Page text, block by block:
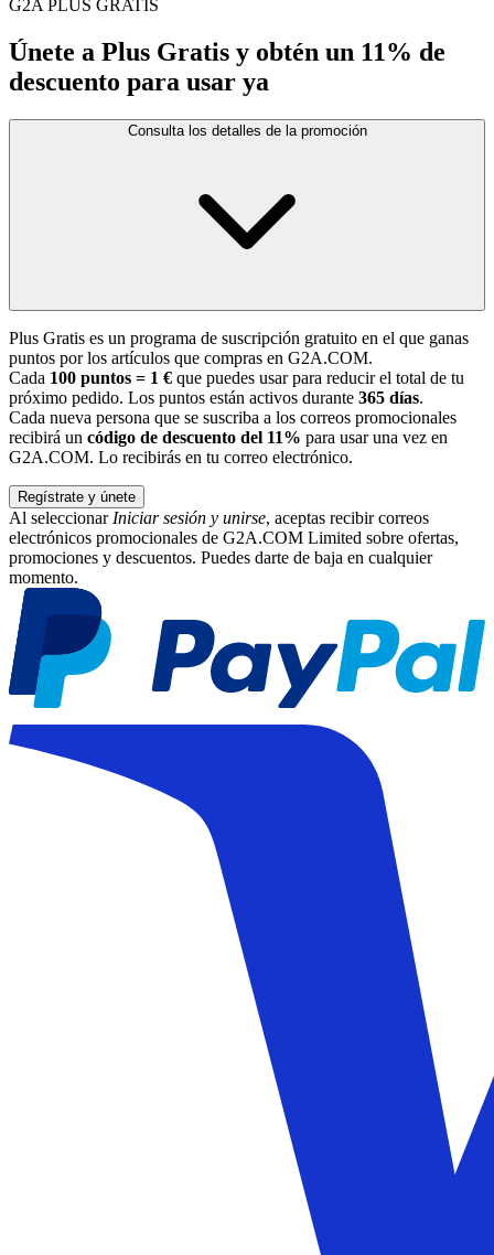
G2A PLUS GRATIS
Únete a Plus Gratis y obtén un 11% de
descuento para usar ya
Consulta los detalles de la promoción
Plus Gratis es un programa de suscripción gratuito en el que ganas
puntos por los artículos que compras en G2A.COM.
Cada 100 puntos = 1 € que puedes usar para reducir el total de tu
próximo pedido. Los puntos están activos durante 365 días.
Cada nueva persona que se suscriba a los correos promocionales
recibirá un código de descuento del 11% para usar una vez en
G2A.COM. Lo recibirás en tu correo electrónico.
Regístrate y únete
Al seleccionar Iniciar sesión y unirse, aceptas recibir correos
electrónicos promocionales de G2A.COM Limited sobre ofertas,
promociones y descuentos. Puedes darte de baja en cualquier
momento.